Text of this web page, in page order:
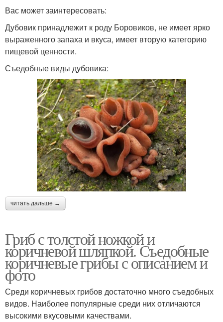
Вас может заинтересовать:
Дубовик принадлежит к роду Боровиков, не имеет ярко
выраженного запаха и вкуса, имеет вторую категорию
пищевой ценности.
Съедобные виды дубовика:
читать дальше →
Гриб с толстой ножкой и
коричневой шляпкой. Съедобные
коричневые грибы с описанием и
фото
Среди коричневых грибов достаточно много съедобных
видов. Наиболее популярные среди них отличаются
высокими вкусовыми качествами.